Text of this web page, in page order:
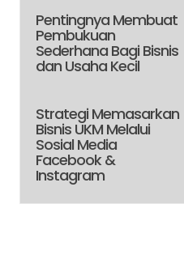
Pentingnya Membuat
Pembukuan
Sederhana Bagi Bisnis
dan Usaha Kecil
Strategi Memasarkan
Bisnis UKM Melalui
Sosial Media
Facebook &
Instagram